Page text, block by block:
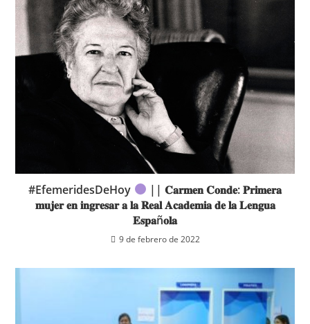
#EfemeridesDeHoy
|| 𝐂𝐚𝐫𝐦𝐞𝐧 𝐂𝐨𝐧𝐝𝐞: 𝐏𝐫𝐢𝐦𝐞𝐫𝐚
𝐦𝐮𝐣𝐞𝐫 𝐞𝐧 𝐢𝐧𝐠𝐫𝐞𝐬𝐚𝐫 𝐚 𝐥𝐚 𝐑𝐞𝐚𝐥 𝐀𝐜𝐚𝐝𝐞𝐦𝐢𝐚 𝐝𝐞 𝐥𝐚 𝐋𝐞𝐧𝐠𝐮𝐚
𝐄𝐬𝐩𝐚ñ𝐨𝐥𝐚
9 de febrero de 2022